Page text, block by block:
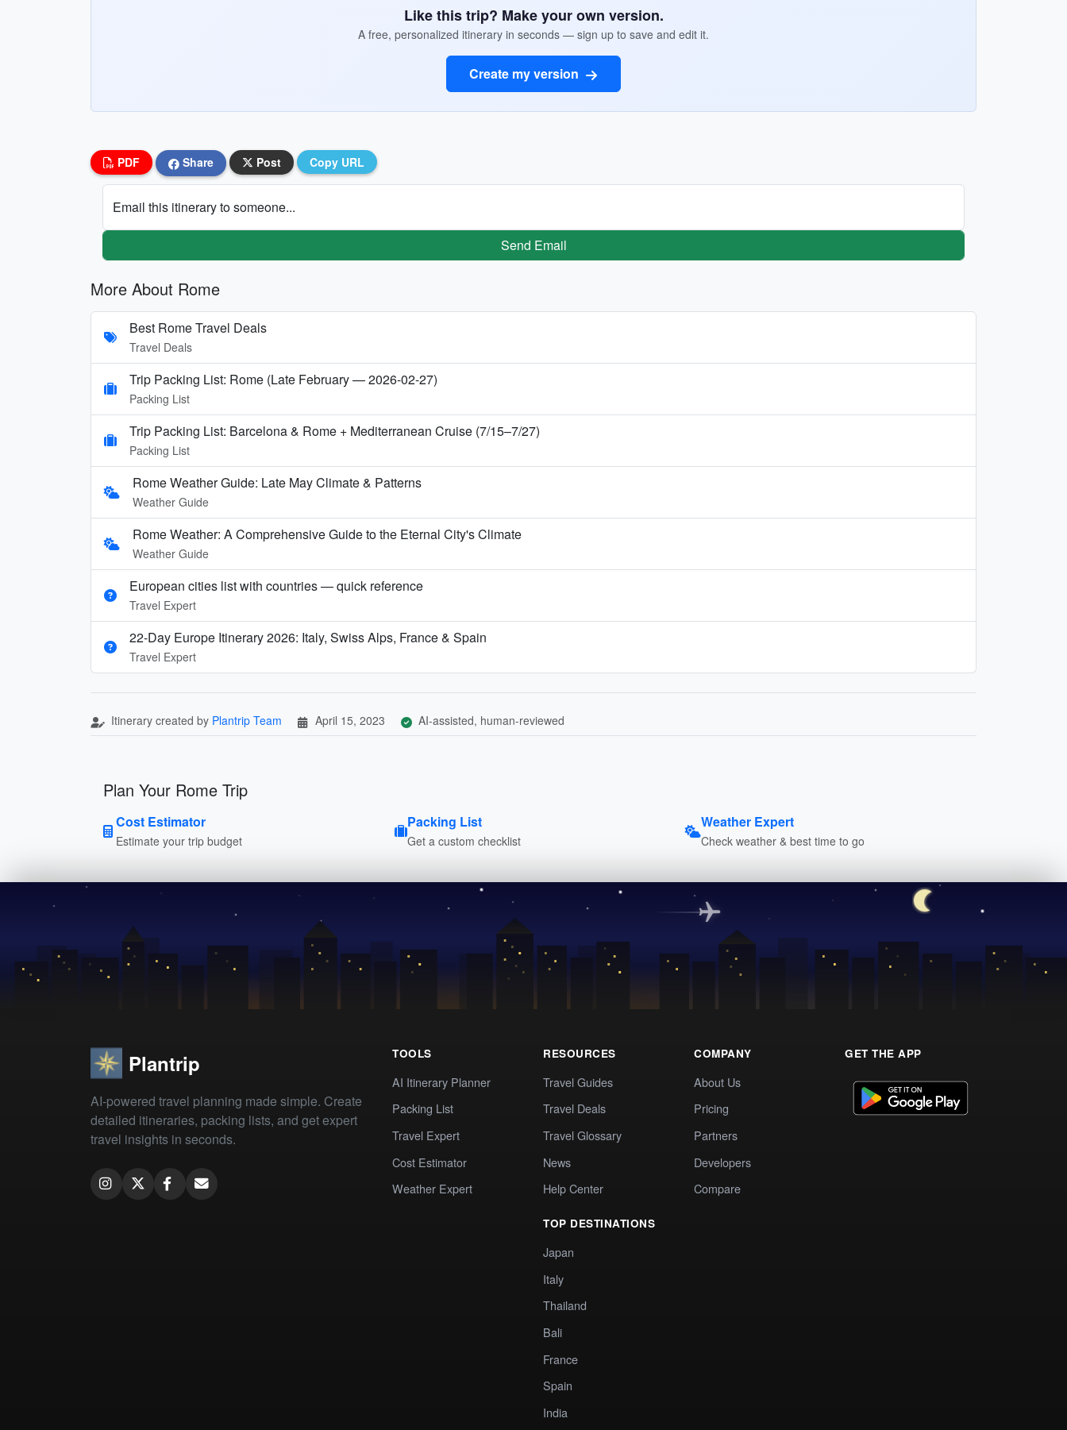
Like this trip? Make your own version.
A free, personalized itinerary in seconds — sign up to save and edit it.
Create my version
PDF Share Post Copy URL
Email this itinerary to someone...
Send Email
More About Rome
Best Rome Travel Deals
Travel Deals
Trip Packing List: Rome (Late February — 2026-02-27)
Packing List
Trip Packing List: Barcelona & Rome + Mediterranean Cruise (7/15–7/27)
Packing List
Rome Weather Guide: Late May Climate & Patterns
Weather Guide
Rome Weather: A Comprehensive Guide to the Eternal City's Climate
Weather Guide
European cities list with countries — quick reference
Travel Expert
22-Day Europe Itinerary 2026: Italy, Swiss Alps, France & Spain
Travel Expert
Itinerary created by Plantrip Team April 15, 2023 AI-assisted, human-reviewed
Plan Your Rome Trip
Cost Estimator
Estimate your trip budget
Packing List
Get a custom checklist
Weather Expert
Check weather & best time to go
Plantrip
AI-powered travel planning made simple. Create
detailed itineraries, packing lists, and get expert
travel insights in seconds.
TOOLS
AI Itinerary Planner
Packing List
Travel Expert
Cost Estimator
Weather Expert
RESOURCES
Travel Guides
Travel Deals
Travel Glossary
News
Help Center
TOP DESTINATIONS
Japan
Italy
Thailand
Bali
France
Spain
India
COMPANY
About Us
Pricing
Partners
Developers
Compare
GET THE APP